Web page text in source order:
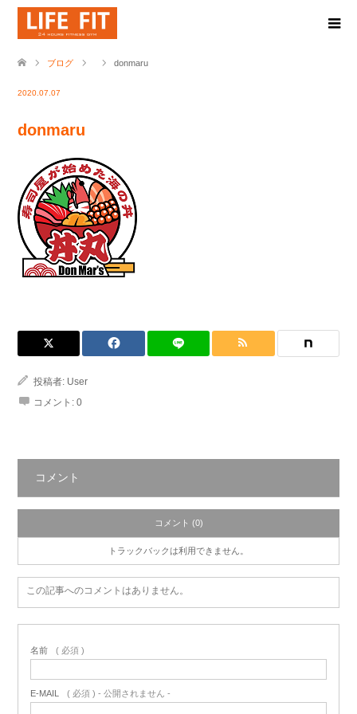
ブログ donmaru
2020.07.07
donmaru
投稿者: User
コメント: 0
コメント
コメント (0)
トラックバックは利用できません。
この記事へのコメントはありません。
名前 ( 必須 )
E-MAIL ( 必須 ) - 公開されません -